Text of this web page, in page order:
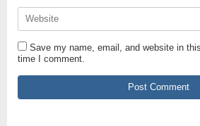
Save my name, email, and website in
time I comment.